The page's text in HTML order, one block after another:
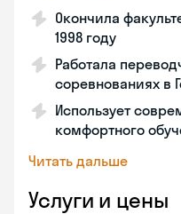
Окончила
1998 году
Работала
соревнованиях в
Использует
комфортного
Читать дальше
Услуги и цены